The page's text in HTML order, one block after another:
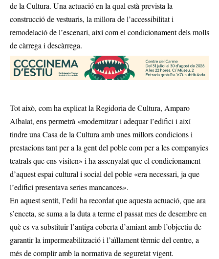
de la Cultura. Una actuació en la qual està prevista la
construcció de vestuaris, la millora de l’accessibilitat i
remodelació de l’escenari, així com el condicionament dels molls
de càrrega i descàrrega.
Tot això, com ha explicat la Regidoria de Cultura, Amparo
Albalat, ens permetrà «modernitzar i adequar l’edifici i així
tindre una Casa de la Cultura amb unes millors condicions i
prestacions tant per a la gent del poble com per a les companyies
teatrals que ens visiten» i ha assenyalat que el condicionament
d’aquest espai cultural i social del poble «era necessari, ja que
l’edifici presentava series mancances».
En aquest sentit, l’edil ha recordat que aquesta actuació, que ara
s’enceta, se suma a la duta a terme el passat mes de desembre en
què es va substituir l’antiga coberta d’amiant amb l’objectiu de
garantir la impermeabilització i l’aïllament tèrmic del centre, a
més de complir amb la normativa de seguretat vigent.